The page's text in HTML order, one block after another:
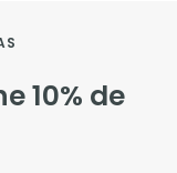
10% de